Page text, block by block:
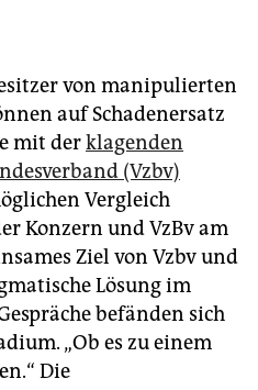
von manipulierten
auf Schadenersatz
mit derklagenden
(Vzbv)
Vergleich
Konzern und VzBv am
Ziel von Vzbv und
Lösung im
befänden sich
„Ob es zu einem
Die